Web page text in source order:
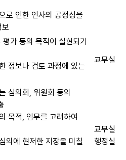
로 인한 인사의 공정성을
가 등의 목적이 실현되기
정보나 검토 과정에 있는
교무실
심의회, 위원회 등의
목적, 임무를 고려하여
의에 현저한 지장을 미칠
교무실
행정실